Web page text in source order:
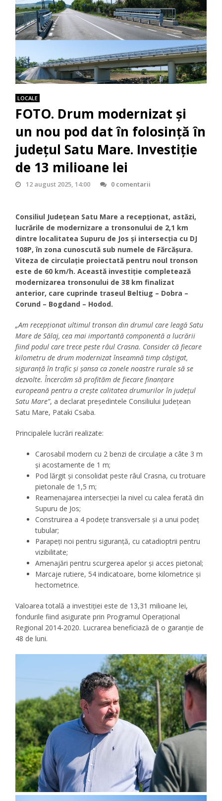
LOCALE
FOTO. Drum modernizat și
un nou pod dat în folosință în
județul Satu Mare. Investiție
de 13 milioane lei
12 august 2025, 14:00 0 comentarii
Consiliul Județean Satu Mare a recepționat, astăzi,
lucrările de modernizare a tronsonului de 2,1 km
dintre localitatea Supuru de Jos și intersecția cu DJ
108P, în zona cunoscută sub numele de Fărcășura.
Viteza de circulație proiectată pentru noul tronson
este de 60 km/h. Această investiție completează
modernizarea tronsonului de 38 km finalizat
anterior, care cuprinde traseul Beltiug – Dobra –
Corund – Bogdand – Hodod.
„Am recepționat ultimul tronson din drumul care leagă Satu
Mare de Sălaj, cea mai importantă componentă a lucrării
fiind podul care trece peste râul Crasna. Consider că fiecare
kilometru de drum modernizat înseamnă timp câștigat,
siguranță în trafic și șansa ca zonele noastre rurale să se
dezvolte. Încercăm să profităm de fiecare finanțare
europeană pentru a crește calitatea drumurilor în județul
Satu Mare”, a declarat președintele Consiliului Județean
Satu Mare, Pataki Csaba.
Principalele lucrări realizate:
Carosabil modern cu 2 benzi de circulație a câte 3 m
și acostamente de 1 m;
Pod lărgit și consolidat peste râul Crasna, cu trotuare
pietonale de 1,5 m;
Reamenajarea intersecției la nivel cu calea ferată din
Supuru de Jos;
Construirea a 4 podețe transversale și a unui podeț
tubular;
Parapeți noi pentru siguranță, cu catadioptrii pentru
vizibilitate;
Amenajări pentru scurgerea apelor și acces pietonal;
Marcaje rutiere, 54 indicatoare, borne kilometrice și
hectometrice.
Valoarea totală a investiției este de 13,31 milioane lei,
fondurile fiind asigurate prin Programul Operațional
Regional 2014-2020. Lucrarea beneficiază de o garanție de
48 de luni.